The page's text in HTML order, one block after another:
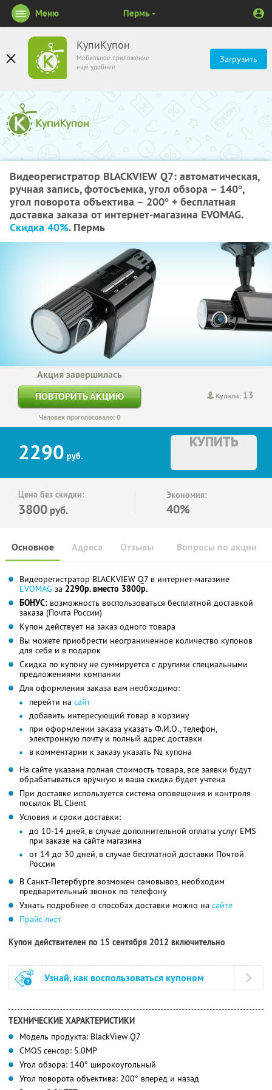
КупиКупон
Мобильное приложение
ещё удобнее
Загрузить
Меню Пермь
Видеорегистратор BLACKVIEW Q7: автоматическая,
ручная запись, фотосъемка, угол обзора – 140°,
угол поворота объектива – 200° + бесплатная
доставка заказа от интернет-магазина EVOMAG.
Скидка 40%. Пермь
Купили: 13
Акция завершилась
ПОВТОРИТЬ АКЦИЮ
Человек проголосовало: 0
2290 руб.
КУПИТЬ
Цена без скидки:
3800 руб.
Экономия:
40%
Основное Отзывы Вопросы по акции
Адреса
Видеорегистратор BLACKVIEW Q7 в интернет-магазине
EVOMAG за 2290р. вместо 3800р.
БОНУС: возможность воспользоваться бесплатной доставкой
заказа (Почта России)
Купон действует на заказ одного товара
Вы можете приобрести неограниченное количество купонов
для себя и в подарок
Скидка по купону не суммируется с другими специальными
предложениями компании
Для оформления заказа вам необходимо:
перейти на сайт
добавить интересующий товар в корзину
при оформлении заказа указать Ф.И.О., телефон,
электронную почту и полный адрес доставки
в комментарии к заказу указать № купона
На сайте указана полная стоимость товара, все заявки будут
обрабатываться вручную и ваша скидка будет учтена
При доставке используется система оповещения и контроля
посылок BL Client
Условия и сроки доставки:
до 10-14 дней, в случае дополнительной оплаты услуг EMS
при заказе на сайте магазина
от 14 до 30 дней, в случае бесплатной доставки Почтой
России
В Санкт-Петербурге возможен самовывоз, необходим
предварительный звонок по телефону
Узнать подробнее о способах доставки можно на сайте
Прайс-лист
Купон действителен по 15 сентября 2012 включительно
Узнай, как воспользоваться купоном
ТЕХНИЧЕСКИЕ ХАРАКТЕРИСТИКИ
Модель продукта: BlackView Q7
CMOS сенсор: 5.0MP
Угол обзора: 140° широкоугольный
Угол поворота объектива: 200° вперед и назад